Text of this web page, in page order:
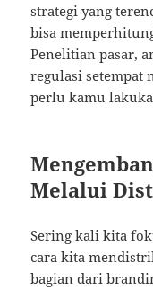
strategi yang
bisa
Penelitian pasar,
regulasi setempat
perlu kamu
Melalui
Sering kali kita
cara kita
bagian dari